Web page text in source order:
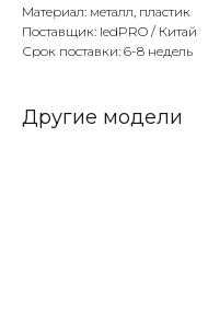
Материал: металл, пластик
Поставщик: ledPRO / Китай
Срок поставки: 6-8 недель
Другие модели